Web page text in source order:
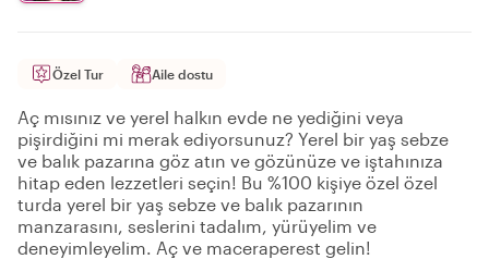
Özel Tur Aile dostu
Aç mısınız ve yerel halkın evde ne yediğini veya
pişirdiğini mi merak ediyorsunuz? Yerel bir yaş sebze
ve balık pazarına göz atın ve gözünüze ve iştahınıza
hitap eden lezzetleri seçin! Bu %100 kişiye özel özel
turda yerel bir yaş sebze ve balık pazarının
manzarasını, seslerini tadalım, yürüyelim ve
deneyimleyelim. Aç ve maceraperest gelin!